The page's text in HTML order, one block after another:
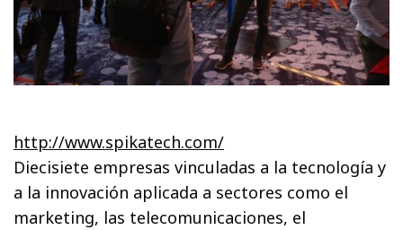
http://www.spikatech.com/
Diecisiete empresas vinculadas a la tecnología y
a la innovación aplicada a sectores como el
marketing, las telecomunicaciones, el